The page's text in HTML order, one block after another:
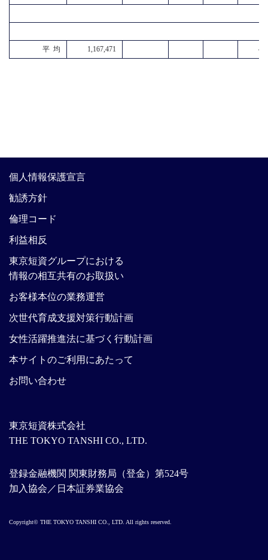
平 均 1,167,471
東京短資株式会社
THE TOKYO TANSHI CO., LTD.
登録金融機関 関東財務局（登金）第524号
加入協会／日本証券業協会
個人情報保護宣言
勧誘方針
倫理コード
利益相反
東京短資グループにおける
情報の相互共有のお取扱い
お客様本位の業務運営
次世代育成支援対策行動計画
女性活躍推進法に基づく行動計画
本サイトのご利用にあたって
お問い合わせ
Copyright© THE TOKYO TANSHI CO., LTD. All rights reserved.